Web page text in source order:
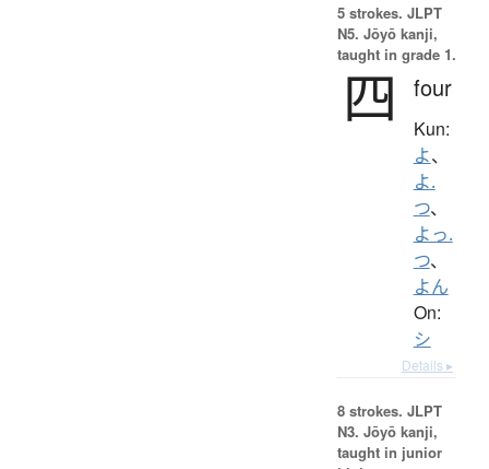
5 strokes. JLPT
N5. Jōyō kanji,
taught in grade 1.
四 four
Kun:
よ、
よ.
つ、
よっ.
つ、
よん
On:
シ
Details ▸
8 strokes. JLPT
N3. Jōyō kanji,
taught in junior